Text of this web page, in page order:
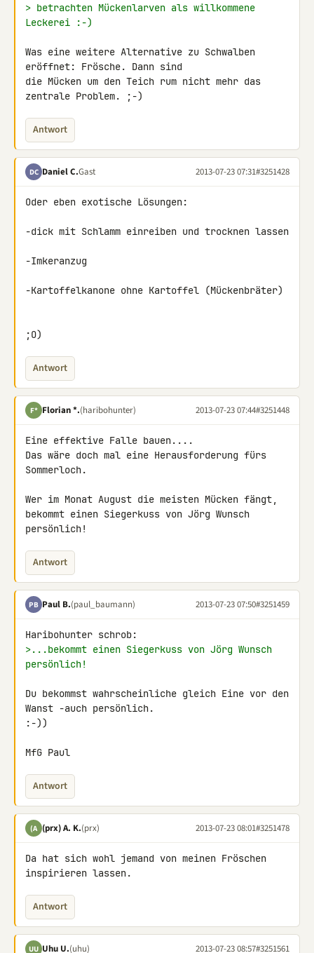
> betrachten Mückenlarven als willkommene
Leckerei :-)
Was eine weitere Alternative zu Schwalben
eröffnet: Frösche. Dann sind
die Mücken um den Teich rum nicht mehr das
zentrale Problem. ;-)
Antwort
DC Daniel C.Gast 2013-07-23 07:31#3251428
Oder eben exotische Lösungen:
-dick mit Schlamm einreiben und trocknen lassen
-Imkeranzug
-Kartoffelkanone ohne Kartoffel (Mückenbräter)
;O)
Antwort
F* Florian *.(haribohunter) 2013-07-23 07:44#3251448
Eine effektive Falle bauen....
Das wäre doch mal eine Herausforderung fürs
Sommerloch.
Wer im Monat August die meisten Mücken fängt,
bekommt einen Siegerkuss von Jörg Wunsch
persönlich!
Antwort
PB Paul B.(paul_baumann) 2013-07-23 07:50#3251459
>...bekommt einen Siegerkuss von Jörg Wunsch
persönlich!
Du bekommst wahrscheinliche gleich Eine vor den
Wanst -auch persönlich.
:-))
MfG Paul
Antwort
(A (prx) A. K.(prx) 2013-07-23 08:01#3251478
Da hat sich wohl jemand von meinen Fröschen
inspirieren lassen.
Antwort
UU Uhu U.(uhu) 2013-07-23 08:57#3251561